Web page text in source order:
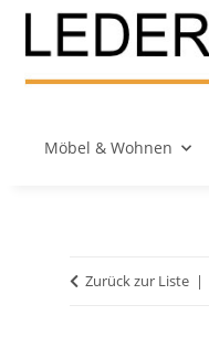
Möbel & Wohnen
Zurück zur Liste